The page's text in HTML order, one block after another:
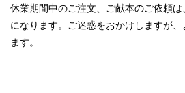
休業期間中のご注文、ご献本のご依頼
になります。ご迷惑をおかけしますが
ます。